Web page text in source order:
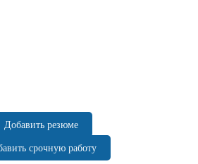
Добавить резюме
срочную работу